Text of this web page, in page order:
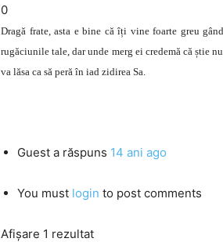
0
Dragă frate, asta e bine că îți vine foarte greu
rugăciunile tale, dar unde merg ei credemă că știe
va lăsa ca să peră în iad zidirea Sa.
Guest a răspuns 14 ani ago
You must login to post comments
Afișare 1 rezultat